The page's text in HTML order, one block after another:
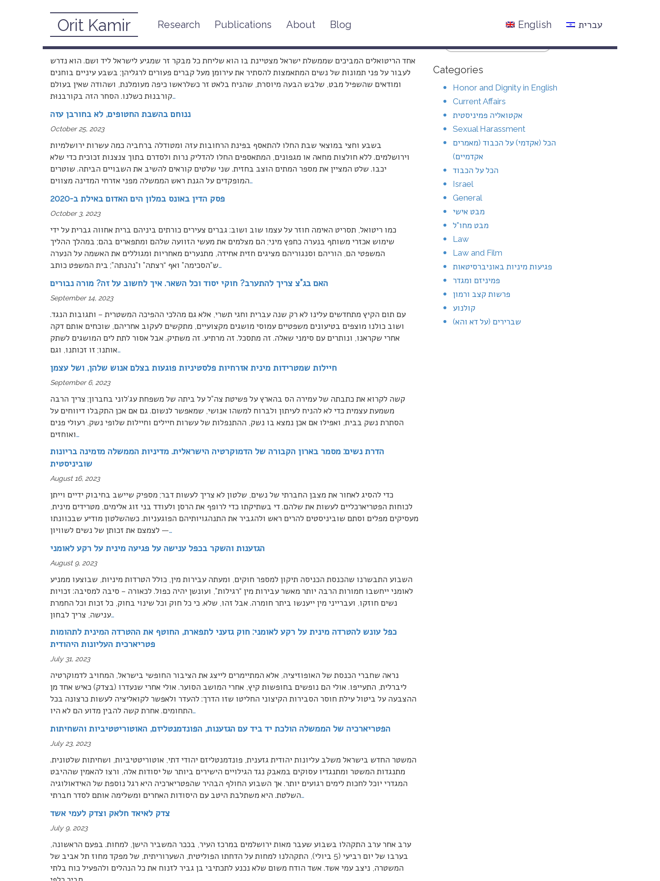
Orit Kamir Research Publications About Blog עברית English העיסוק האובססיבי באונס נרצחות וחטופות פוגע בהן
אחד הריטואלים המביכים שממשלת ישראל מצטיינת בו הוא שליחת כל מבקר זר שמגיע לישראל ליד ושם. הוא נדרש
לעבור על פני תמונות של נשים המתאמצות להסתיר את עירומן מעל קברים פעורים לרגליהן; בשבע עיניים בוחנים
ומודאים שהשפיל מבט, שלבש הבעה מיוסרת, שהניח בלאט זר כשלראשו כיפה מעומלנת, ושהודה שאין בעולם
קורבנוּת כשלנו. הסחר הזה בקורבנוּת…
ננוחם בהשבת החטופים, לא בחורבן עזה
October 25, 2023
בשבע וחצי במוצאי שבת החלו להתאסף בפינת הרחובות עזה ומטודלה ברחביה כמה עשרות ירושלמיות
וירושלמים. ללא חולצות מחאה או מגפונים, המתאספים החלו להדליק נרות ולסדרם בתוך צנצנות זכוכית כדי שלא
יכבו. שלט המציין את מספר המתים הוצב בחזית. שני שלטים קוראים להשיב את השבויים הביתה. שוטרים
המופקדים על הגנת ראש הממשלה מפני אזרחי המדינה מצווים…
פסק הדין באונס במלון הים האדום באילת ב-2020
October 3, 2023
כמו ריטואל, תסריט האימה חוזר על עצמו שוב ושוב: גברים צעירים כורתים ביניהם ברית אחווה גברית על ידי
שימוש אכזרי משותף בנערה כחפץ מיני; הם מצלמים את מעשי הזוועה שלהם ומתפארים בהם; במהלך ההליך
המשפטי הם, הוריהם וסנגוריהם מציגים חזית אחידה, מתנערים מאחריות ומגוללים את האשמה על הנערה
ש”הסכימה” ואף “רצתה” ו”נהנתה”; בית המשפט כותב…
האם בג”צ צריך להתערב? חוקי יסוד וכל השאר. איך לחשוב על זה? מורה נבורים
September 14, 2023
עם תום הקיץ מתחדשים עלינו לא רק שנה עברית וחגי תשרי, אלא גם מהלכי ההפיכה המשטרית – ותגובות הנגד.
ושוב כולנו מוצפים בטיעונים משפטיים עמוסי מושגים מקצועיים, מתקשים לעקוב אחריהם, שוכחים אותם דקה
אחרי שקראנו, ונותרים עם סימני שאלה. זה מתסכל. זה מרתיע. זה משתיק. אבל אסור לתת לים המושגים לשתק
אותנו; זו זכותנו, וגם…
חיילות שמטרידות מינית אזרחיות פלסטיניות פוגעות בצלם אנוש שלהן, ושל עצמן
September 6, 2023
קשה לקרוא את כתבתה של עמירה הס בהארץ על פשיטת צה”ל על ביתה של משפחת עג’לוני בחברון; צריך הרבה
משמעת עצמית כדי לא להניח לעיתון ולברוח למשהו אנושי, שמאפשר לנשום. גם אם אכן התקבלו דיווחים על
הסתרת נשק בבית, ואפילו אם אכן נמצא בו נשק, ההתנפלות של עשרות חיילים וחיילות שלופי נשק, רעולי פנים
ואוחזים…
הדרת נשים: מסמר בארון הקבורה של הדמוקרטיה הישראלית. מדיניות הממשלה מזמינה בריונות
שוביניסטית
August 16, 2023
כדי להסיג לאחור את מצבן החברתי של נשים, שלטון לא צריך לעשות דבר; מספיק שיישב בחיבוק ידיים וייתן
לכוחות הפטריארכליים לעשות את שלהם. די בשתיקתו כדי לרופף את הרסן ולעודד בני זוג אלימים, מטרידים מינית,
מעסיקים מפלים וסתם שוביניסטים להרים ראש ולהגביר את התנהגויותיהם הפוגעניות. כשהשלטון מודיע שבכוונתו
לצמצם את זכותן של נשים לשוויון —…
הגזענות והשקר בכפל ענישה על פגיעה מינית על רקע לאומני
August 9, 2023
השבוע התבשרנו שהכנסת הכניסה תיקון למספר חוקים, ומעתה עבירות מין, כולל הטרדות מיניות, שבוצעו ממניע
לאומני ייחשבו חמורות הרבה יותר מאשר עבירות מין “רגילות”, ועונשן יהיה כפול. לכאורה – סיבה למסיבה: זכויות
נשים חוזקו, ועברייני מין ייענשו ביתר חומרה. אבל זהו, שלא. כי כל חוק וכל שינוי בחוק, כל זכות וכל החמרת
ענישה, צריך לבחון…
כפל עונש להטרדה מינית על רקע לאומני: חוק גזעני לתפארת, החוטף את ההטרדה המינית לתהומות
פטריארכית העליונות היהודית
July 31, 2023
נראה שחברי הכנסת של האופוזיציה, אלא המתיימרים לייצג את הציבור החופשי בישראל, המחויב לדמוקרטיה
ליברלית, התעייפו. אולי הם נופשים בחופשות קיץ, אחרי המושב הסוער. אולי אחרי שנעדרו (בצדק) כאיש אחד מן
ההצבעה על ביטול עילת חוסר הסבירות הקיצוני החליטו שזו הדרך: להעדר ולאפשר לקואליציה לעשות כרצונה בכל
התחומים. אחרת קשה להבין מדוע הם לא היו…
הפטריארכיה של הממשלה הולכת יד ביד עם הגזענות, הפונדמנטליזם, האוטוריטטיביות והשחיתות
July 23, 2023
המשטר החדש בישראל משלב עליונות יהודית גזענית, פונדמנטליזם יהודי דתי, אוטוריטטיביות, ושחיתות שלטונית.
מתנגדות המשטר ומתנגדיו עסוקים במאבק נגד הגילויים הישירים ביותר של יסודות אלה, ורצו להאמין שההיבט
המגדרי יוכל לחכות לימים רגועים יותר. אך השבוע החולף הבהיר שהפטריארכיה היא רגל נוספת של האידאולוגיה
השלטת. היא משתלבת היטב עם היסודות האחרים ומשלימה אותם לסדר חברתי…
צדק לאיאד חלאק וצדק לעמי אשד
July 9, 2023
ערב אחר ערב התקהלו בשבוע שעבר מאות ירושלמים במרכז העיר, בככר המשביר הישן, למחות. בפעם הראשונה,
בערבו של יום רביעי (5 ביולי), התקהלנו למחות על הדחתו הפוליטית, השערוריתית, של מפקד מחוז תל אביב של
המשטרה, ניצב עמי אשד. אשד הודח משום שלא נכנע לתכתיבי בן גביר לזנוח את כל הנהלים ולהפעיל כוח בלתי
Categories
Honor and Dignity in English
Current Affairs
אקטואליה פמיניסטית
Sexual Harassment
הכל (אקדמי) על הכבוד (מאמרים
אקדמיים)
הכל על הכבוד
Israel
General
מבט אישי
מבט מחו"ל
Law
Law and Film
פגיעות מיניות באוניברסיטאות
פמיניזם ומגדר
פרשות קצב ורמון
קולנוע
שברירים (על דא והא)